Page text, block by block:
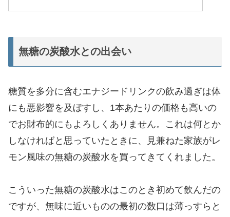
無糖の炭酸水との出会い
糖質を多分に含むエナジードリンクの飲み過ぎは体
にも悪影響を及ぼすし、1本あたりの価格も高いの
でお財布的にもよろしくありません。これは何とか
しなければと思っていたときに、見兼ねた家族がレ
モン風味の無糖の炭酸水を買ってきてくれました。
こういった無糖の炭酸水はこのとき初めて飲んだの
ですが、無味に近いものの最初の数口は薄っすらと